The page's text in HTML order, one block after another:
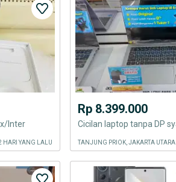
Inter
HARI YANG LALU
Rp 8.399.000
TANJUNG PRIOK, JAKARTA UTARA